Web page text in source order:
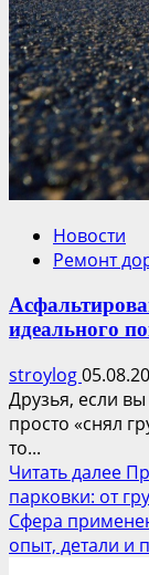
Новости
Ремонт
идеального
stroylog
Друзья, если
просто «снял
то...
Читать далее
парковки: от
Сфера
опыт, детали и